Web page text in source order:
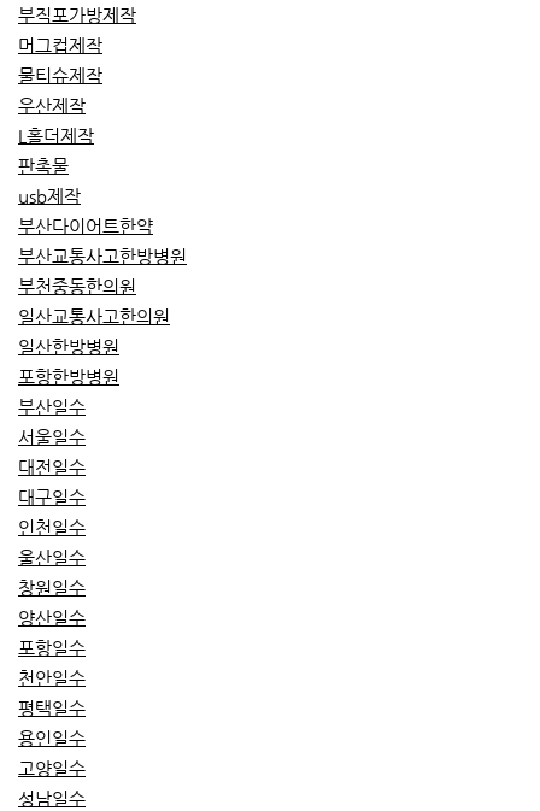
부직포가방제작
머그컵제작
물티슈제작
우산제작
L홀더제작
판촉물
usb제작
부산다이어트한약
부산교통사고한방병원
부천중동한의원
일산교통사고한의원
일산한방병원
포항한방병원
부산일수
서울일수
대전일수
대구일수
인천일수
울산일수
창원일수
양산일수
포항일수
천안일수
평택일수
용인일수
고양일수
성남일수